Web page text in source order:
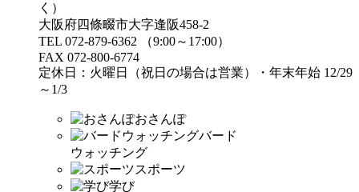
く）
大阪府四條畷市大字逢阪458-2
TEL 072-879-6362 （9:00～17:00）
FAX 072-800-6774
定休日：火曜日（祝日の場合は営業）・年末年始 12/29
～1/3
おさんぽ
バード
ウォッチング
スポーツ
学び